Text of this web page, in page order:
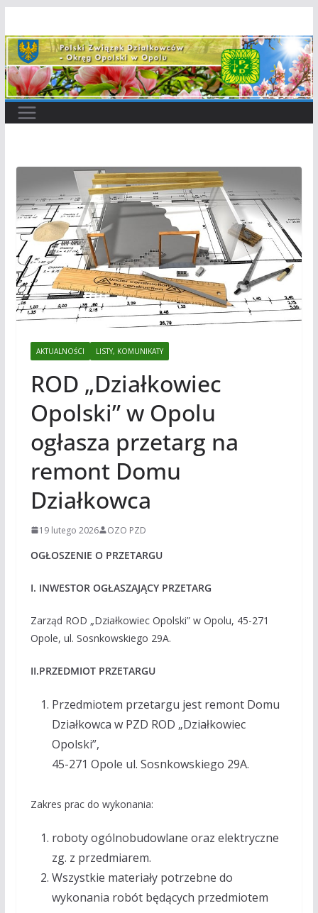
do
treści
AKTUALNOŚCI LISTY, KOMUNIKATY
ROD „Działkowiec
Opolski” w Opolu
ogłasza przetarg na
remont Domu
Działkowca
19 lutego 2026 OZO PZD
OGŁOSZENIE O PRZETARGU
I. INWESTOR OGŁASZAJĄCY PRZETARG
Zarząd ROD „Działkowiec Opolski” w Opolu, 45-271
Opole, ul. Sosnkowskiego 29A.
II.PRZEDMIOT PRZETARGU
Przedmiotem przetargu jest remont Domu
Działkowca w PZD ROD „Działkowiec
Opolski”,
45-271 Opole ul. Sosnkowskiego 29A.
Zakres prac do wykonania:
roboty ogólnobudowlane oraz elektryczne
zg. z przedmiarem.
Wszystkie materiały potrzebne do
wykonania robót będących przedmiotem